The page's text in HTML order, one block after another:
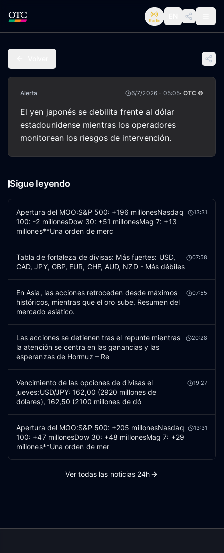
Radio
Alerta 6/7/2026 - 05:05· OTC ©
El yen japonés se debilita frente al dólar
estadounidense mientras los operadores
monitorean los riesgos de intervención.
Sigue leyendo
Apertura del MOO:S&P 500: +196 millonesNasdaq
100: -2 millonesDow 30: +51 millonesMag 7: +13
millones**Una orden de merc
13:31
Tabla de fortaleza de divisas: Más fuertes: USD,
CAD, JPY, GBP, EUR, CHF, AUD, NZD - Más débiles
07:58
En Asia, las acciones retroceden desde máximos
históricos, mientras que el oro sube. Resumen del
mercado asiático.
07:55
Las acciones se detienen tras el repunte mientras
la atención se centra en las ganancias y las
esperanzas de Hormuz – Re
20:28
Vencimiento de las opciones de divisas el
jueves:USD/JPY: 162,00 (2920 millones de
dólares), 162,50 (2100 millones de dó
19:27
Apertura del MOO:S&P 500: +205 millonesNasdaq
100: +47 millonesDow 30: +48 millonesMag 7: +29
millones**Una orden de mer
13:31
Ver todas las noticias 24h